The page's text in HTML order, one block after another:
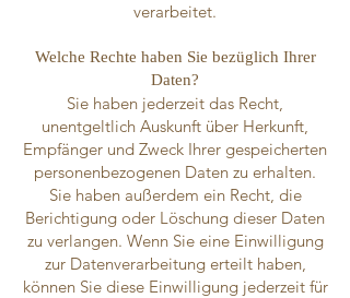
verarbeitet.
Welche Rechte haben Sie bezüglich Ihrer
Daten?
Sie haben jederzeit das Recht,
unentgeltlich Auskunft über Herkunft,
Empfänger und Zweck Ihrer gespeicherten
personenbezogenen Daten zu erhalten.
Sie haben außerdem ein Recht, die
Berichtigung oder Löschung dieser Daten
zu verlangen. Wenn Sie eine Einwilligung
zur Datenverarbeitung erteilt haben,
können Sie diese Einwilligung jederzeit für